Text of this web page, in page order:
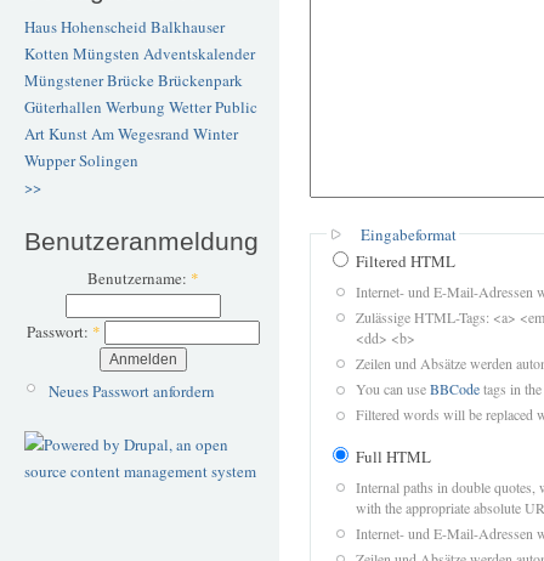
Haus Hohenscheid Balkhauser
Kotten Müngsten Adventskalender
Müngstener BrückeBrückenpark
Güterhallen Werbung WetterPublic
ArtKunstAm Wegesrand Winter
WupperSolingen
>>
Benutzeranmeldung
Benutzername: *
Passwort: *
Neues Passwort anfordern
Eingabeformat
Filtered HTML
Internet- und E-Mail-Adressen
Zulässige HTML-Tags: <a>
<dd> <b>
Zeilen und Absätze werden
You can useBBCodetags in
Filtered words will be replaced
Full HTML
Internal paths in double quotes,
with the appropriate absolute
Internet- und E-Mail-Adressen